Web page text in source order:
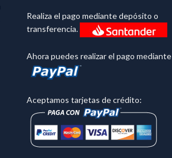
Realiza el pago mediante depósito o
transferencia.
Ahora puedes realizar el pago mediante
Aceptamos tarjetas de crédito: